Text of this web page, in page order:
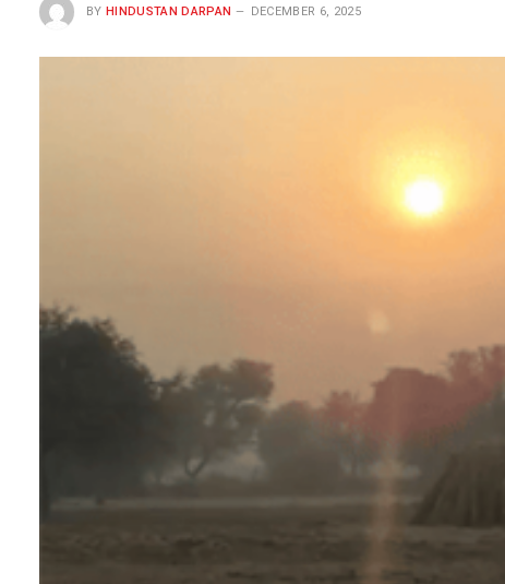
BY HINDUSTAN DARPAN DECEMBER 6, 2025